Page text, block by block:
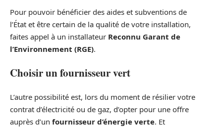
Pour pouvoir bénéficier des aides et subventions de
l’État et être certain de la qualité de votre installation,
faites appel à un installateur Reconnu Garant de
l’Environnement (RGE).
Choisir un fournisseur vert
L’autre possibilité est, lors du moment de résilier votre
contrat d’électricité ou de gaz, d’opter pour une offre
auprès d’un fournisseur d’énergie verte. Et